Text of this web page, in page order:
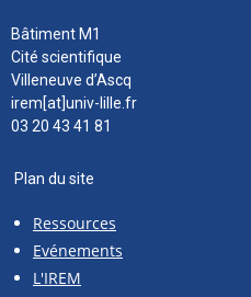
Bâtiment M1
Cité scientifique
Villeneuve d’Ascq
irem[at]univ-lille.fr
03 20 43 41 81
Plan du site
Ressources
Evénements
L'IREM